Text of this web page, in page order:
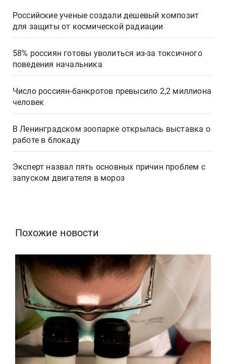
Российские ученые создали дешевый композит
для защиты от космической радиации
58% россиян готовы уволиться из-за токсичного
поведения начальника
Число россиян-банкротов превысило 2,2 миллиона
человек
В Ленинградском зоопарке открылась выставка о
работе в блокаду
Эксперт назвал пять основных причин проблем с
запуском двигателя в мороз
Похожие новости